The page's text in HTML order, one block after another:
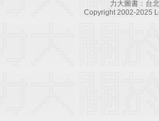
力大圖書：台
Copyright 2002-2025